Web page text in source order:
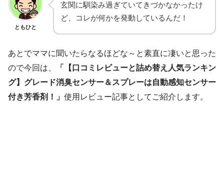
ともひと
玄関に馴染み過ぎていてきづかなかったけ
ど、コレが何かを発動しているんだ！
あとでママに聞いたらなるほどな～と素直に凄いと思った
ので今回は、
「【口コミレビューと詰め替え人気ランキン
グ】グレード消臭センサー＆スプレーは自動感知センサー
付き芳香剤！」 使用レビュー記事としてご紹介します。